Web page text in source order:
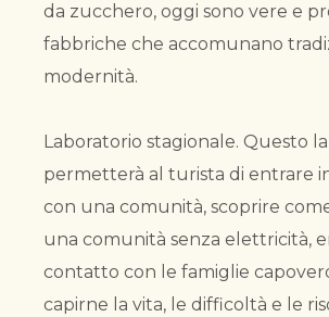
da zucchero, oggi sono vere e
fabbriche che accomunano
modernità.
Laboratorio stagionale. Questo
permetterà al turista di entrare
con una comunità, scoprire
una comunità senza elettricità,
contatto con le famiglie
capirne la vita, le difficoltà e le